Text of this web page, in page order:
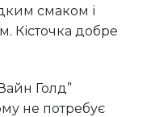
смаком і
Кісточка добре
Голд”
не потребує